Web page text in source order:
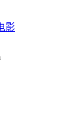
影